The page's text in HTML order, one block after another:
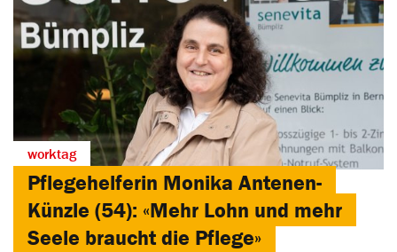
worktag
Pflegehelferin Monika Antenen-
Künzle (54): «Mehr Lohn und mehr
Seele braucht die Pflege»